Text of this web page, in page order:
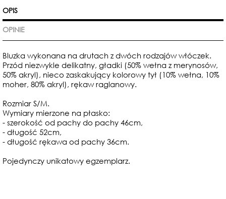
OPIS
OPINIE
Bluzka wykonana na drutach z dwóch rodzajów włóczek.
Przód niezwykle delikatny, gładki (50% wełna z merynosów,
50% akryl), nieco zaskakujący kolorowy tył (10% wełna, 10%
moher, 80% akryl), rękaw raglanowy.
Rozmiar S/M.
Wymiary mierzone na płasko:
- szerokość od pachy do pachy 46cm,
- długość 52cm,
- długość rękawa od pachy 36cm.
Pojedynczy unikatowy egzemplarz.